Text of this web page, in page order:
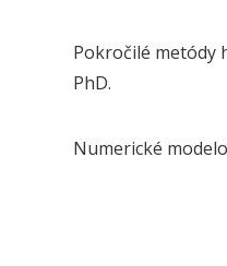
Pokročilé metódy
PhD.
Numerické